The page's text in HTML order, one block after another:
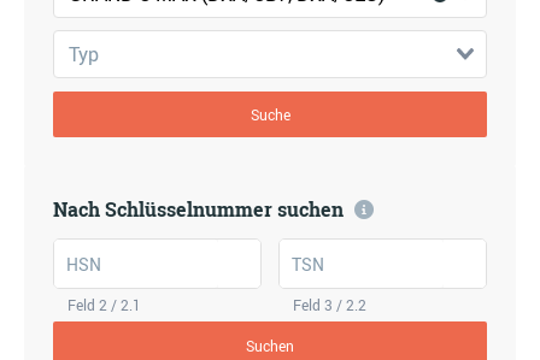
Typ
Suche
Nach Schlüsselnummer suchen
HSN
Feld 2 / 2.1
TSN
Feld 3 / 2.2
Suchen